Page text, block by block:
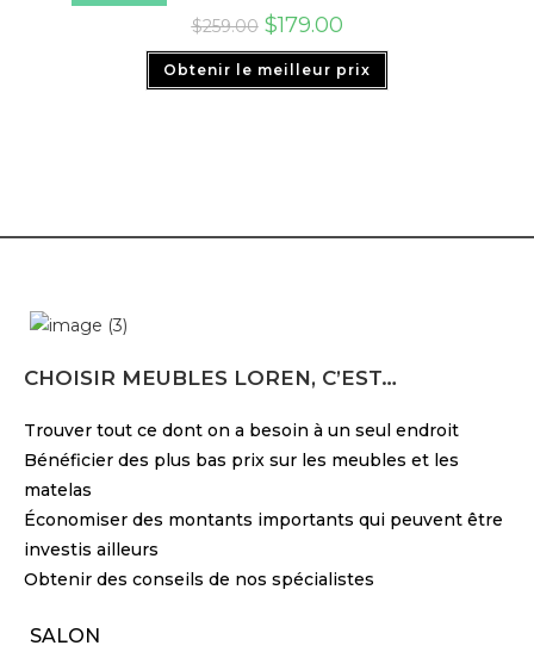
$259.00 $179.00
Obtenir le meilleur prix
CHOISIR MEUBLES LOREN, C’EST…
Trouver tout ce dont on a besoin à un seul endroit
Bénéficier des plus bas prix sur les meubles et les
matelas
Économiser des montants importants qui peuvent être
investis ailleurs
Obtenir des conseils de nos spécialistes
SALON